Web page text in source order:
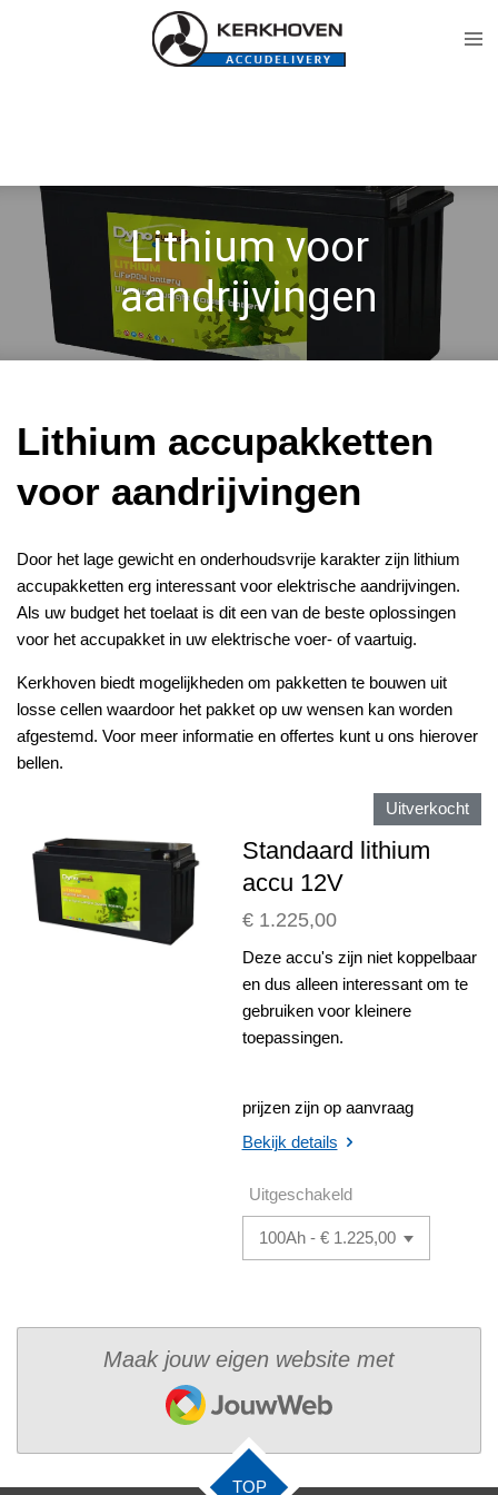
Lithium voor
aandrijvingen
Lithium accupakketten
voor aandrijvingen
Door het lage gewicht en onderhoudsvrije karakter zijn lithium
accupakketten erg interessant voor elektrische aandrijvingen.
Als uw budget het toelaat is dit een van de beste oplossingen
voor het accupakket in uw elektrische voer- of vaartuig.
Kerkhoven biedt mogelijkheden om pakketten te bouwen uit
losse cellen waardoor het pakket op uw wensen kan worden
afgestemd. Voor meer informatie en offertes kunt u ons hierover
bellen.
Uitverkocht
Standaard lithium
accu 12V
€ 1.225,00
Deze accu's zijn niet koppelbaar
en dus alleen interessant om te
gebruiken voor kleinere
toepassingen.
prijzen zijn op aanvraag
Bekijk details
Uitgeschakeld
Maak jouw eigen website met
JouwWeb
TOP